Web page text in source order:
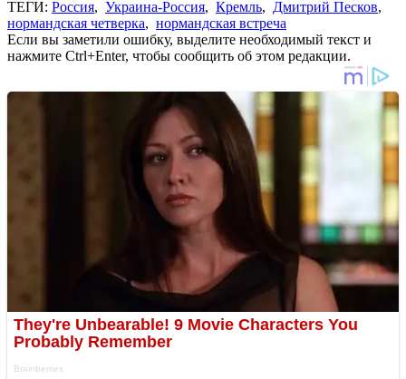
ТЕГИ: Россия, Украина-Россия, Кремль, Дмитрий Песков,
нормандская четверка, нормандская встреча
Если вы заметили ошибку, выделите необходимый текст и
нажмите Ctrl+Enter, чтобы сообщить об этом редакции.